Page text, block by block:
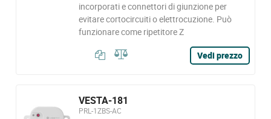
incorporati e connettori di giunzione per
evitare cortocircuiti o elettrocuzione. Può
funzionare come ripetitore Z
Vedi prezzo
VESTA-181
PRL-1ZBS-AC